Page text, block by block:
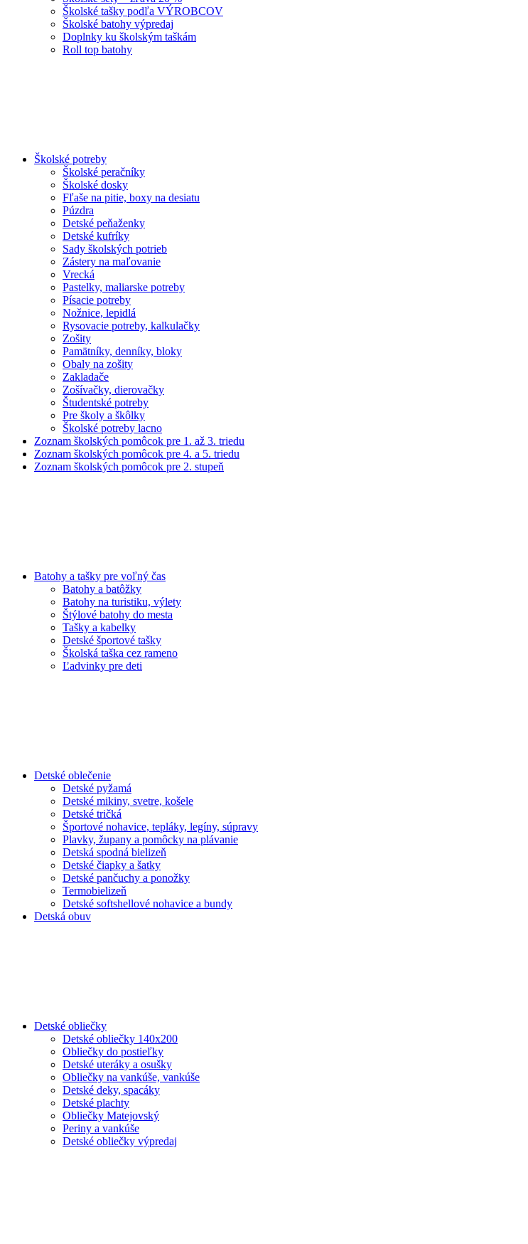
Školské tašky podľa VÝROBCOV
Školské batohy výpredaj
Doplnky ku školským taškám
Roll top batohy
Školské potreby
Školské peračníky
Školské dosky
Fľaše na pitie, boxy na desiatu
Púzdra
Detské peňaženky
Detské kufríky
Sady školských potrieb
Zástery na maľovanie
Vrecká
Pastelky, maliarske potreby
Písacie potreby
Nožnice, lepidlá
Rysovacie potreby, kalkulačky
Zošity
Pamätníky, denníky, bloky
Obaly na zošity
Zakladače
Zošívačky, dierovačky
Študentské potreby
Pre školy a škôlky
Školské potreby lacno
Zoznam školských pomôcok pre 1. až 3. triedu
Zoznam školských pomôcok pre 4. a 5. triedu
Zoznam školských pomôcok pre 2. stupeň
Batohy a tašky pre voľný čas
Batohy a batôžky
Batohy na turistiku, výlety
Štýlové batohy do mesta
Tašky a kabelky
Detské športové tašky
Školská taška cez rameno
Ľadvinky pre deti
Detské oblečenie
Detské pyžamá
Detské mikiny, svetre, košele
Detské tričká
Športové nohavice, tepláky, legíny, súpravy
Plavky, župany a pomôcky na plávanie
Detská spodná bielizeň
Detské čiapky a šatky
Detské pančuchy a ponožky
Termobielizeň
Detské softshellové nohavice a bundy
Detská obuv
Detské obliečky
Detské obliečky 140x200
Obliečky do postieľky
Detské uteráky a osušky
Obliečky na vankúše, vankúše
Detské deky, spacáky
Detské plachty
Obliečky Matejovský
Periny a vankúše
Detské obliečky výpredaj